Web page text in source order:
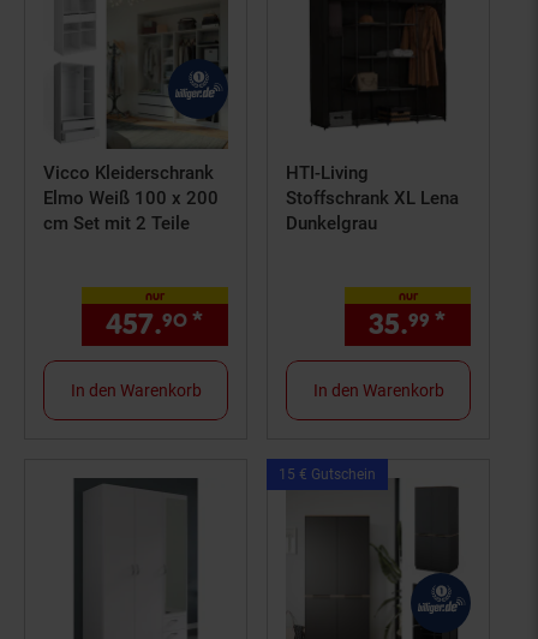
Vicco Kleiderschrank
Elmo Weiß 100 x 200
cm Set mit 2 Teile
nur
457.90 * € Sternchen
In den Warenkorb
HTI-Living
Stoffschrank XL Lena
Dunkelgrau
nur
35.99 *
In den Warenkorb
15 € Gutschein
Artikel15